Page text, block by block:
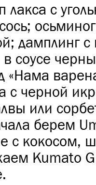
лакса с
дамплинг
соусе
«Нама
с черной
или
берем
с кокосом,
Kumato